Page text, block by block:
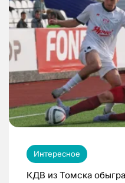
Интересное
КДВ из Томска